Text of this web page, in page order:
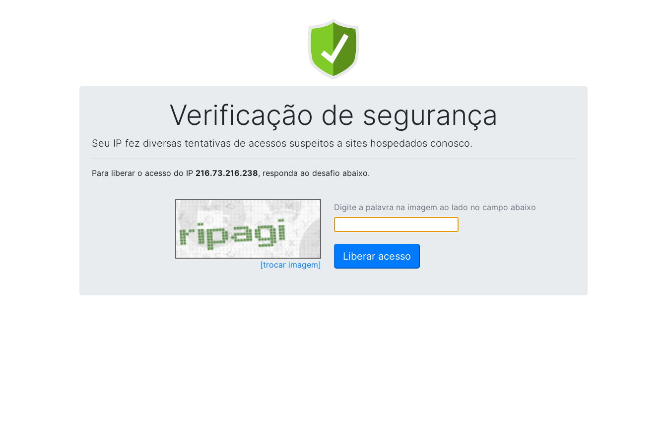
Verificação de segurança
Seu IP fez diversas tentativas de acessos suspeitos a sites hospedados conosco.
Para liberar o acesso do IP 216.73.216.238, responda ao desafio abaixo.
[trocar imagem]
Digite a palavra na imagem ao lado no campo abaixo